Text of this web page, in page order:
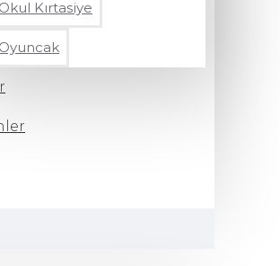
Okul Kırtasiye
Oyuncak